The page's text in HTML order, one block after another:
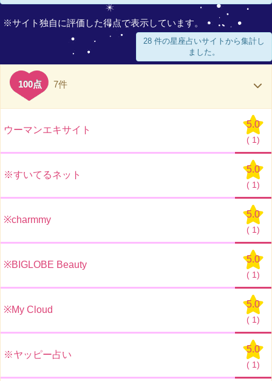
※サイト独自に評価した得点で表示しています。
28 件の星座占いサイトから集計し
ました。
100点 7件
ウーマンエキサイト
5.0
( 1)
※すいてるネット
5.0
( 1)
※charmmy
5.0
( 1)
※BIGLOBE Beauty
5.0
( 1)
※My Cloud
5.0
( 1)
※ヤッピー占い
5.0
( 1)